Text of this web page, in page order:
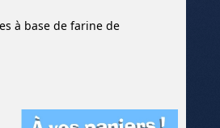
à base de farine de